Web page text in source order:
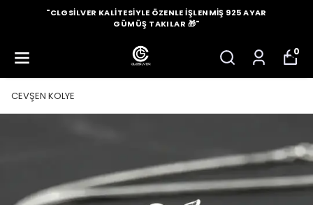
"CLGSILVER KALITESIYLE ÖZENLE İŞLENMIŞ 925 AYAR
GÜMÜŞ TAKILAR 🎁"
0
CEVŞEN KOLYE